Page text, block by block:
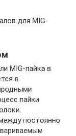
для MIG-
MIG-пайка в
в
пайки
постоянно